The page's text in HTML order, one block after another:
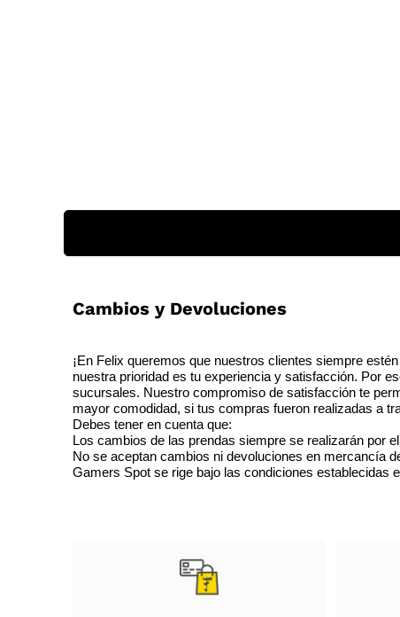
Cambios y Devoluciones
¡En Felix queremos que nuestros clientes siempre
nuestra prioridad es tu experiencia y satisfacción. Por
sucursales. Nuestro compromiso de satisfacción te
mayor comodidad, si tus compras fueron realizadas a
Debes tener en cuenta que:
Los cambios de las prendas siempre se realizarán por
No se aceptan cambios ni devoluciones en mercancía
Gamers Spot se rige bajo las condiciones establecidas